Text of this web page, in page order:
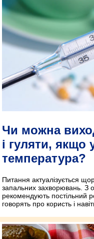
Чи можна
і гуляти, якщо
температура?
Питання актуалізується
запальних захворювань. З
рекомендують постільний
говорять про користь і